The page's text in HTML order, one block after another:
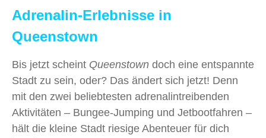
Adrenalin-Erlebnisse in
Queenstown
Bis jetzt scheint Queenstown doch eine entspannte
Stadt zu sein, oder? Das ändert sich jetzt! Denn
mit den zwei beliebtesten adrenalintreibenden
Aktivitäten – Bungee-Jumping und Jetbootfahren –
hält die kleine Stadt riesige Abenteuer für dich